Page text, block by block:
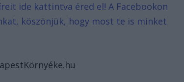
ide kattintva éred el! A Facebookon
köszönjük, hogy most te is minket